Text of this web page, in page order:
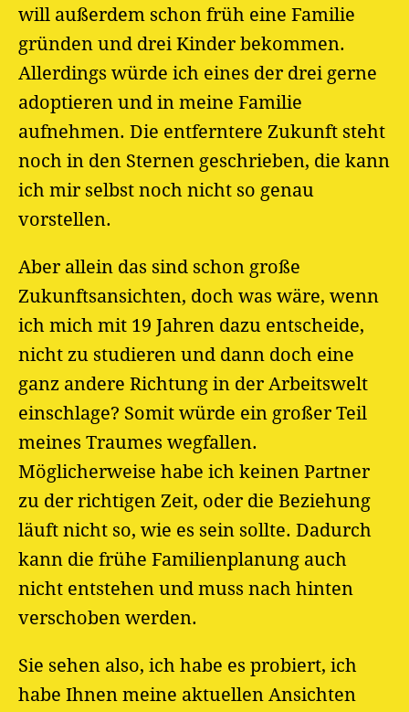
will außerdem schon früh eine Familie
gründen und drei Kinder bekommen.
Allerdings würde ich eines der drei gerne
adoptieren und in meine Familie
aufnehmen. Die entferntere Zukunft steht
noch in den Sternen geschrieben, die kann
ich mir selbst noch nicht so genau
vorstellen.
Aber allein das sind schon große
Zukunftsansichten, doch was wäre, wenn
ich mich mit 19 Jahren dazu entscheide,
nicht zu studieren und dann doch eine
ganz andere Richtung in der Arbeitswelt
einschlage? Somit würde ein großer Teil
meines Traumes wegfallen.
Möglicherweise habe ich keinen Partner
zu der richtigen Zeit, oder die Beziehung
läuft nicht so, wie es sein sollte. Dadurch
kann die frühe Familienplanung auch
nicht entstehen und muss nach hinten
verschoben werden.
Sie sehen also, ich habe es probiert, ich
habe Ihnen meine aktuellen Ansichten